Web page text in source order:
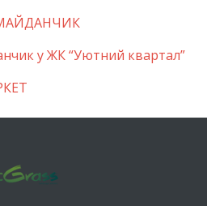
у ЖК “Уютний квартал”